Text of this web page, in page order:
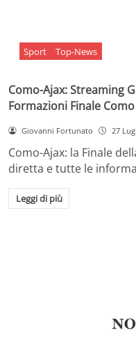
Sport Top-News
Como-Ajax: Streaming
Formazioni Finale
Giovanni Fortunato 27
Como-Ajax: la Finale
diretta e tutte le
Leggi di più